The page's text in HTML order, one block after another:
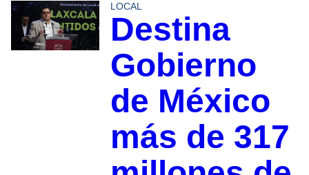
LOCAL
Destina
Gobierno
de México
más de 317